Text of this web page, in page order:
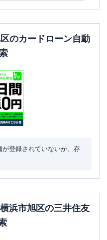
のカードローン自動
登録されていないか、存
浜市旭区の三井住友